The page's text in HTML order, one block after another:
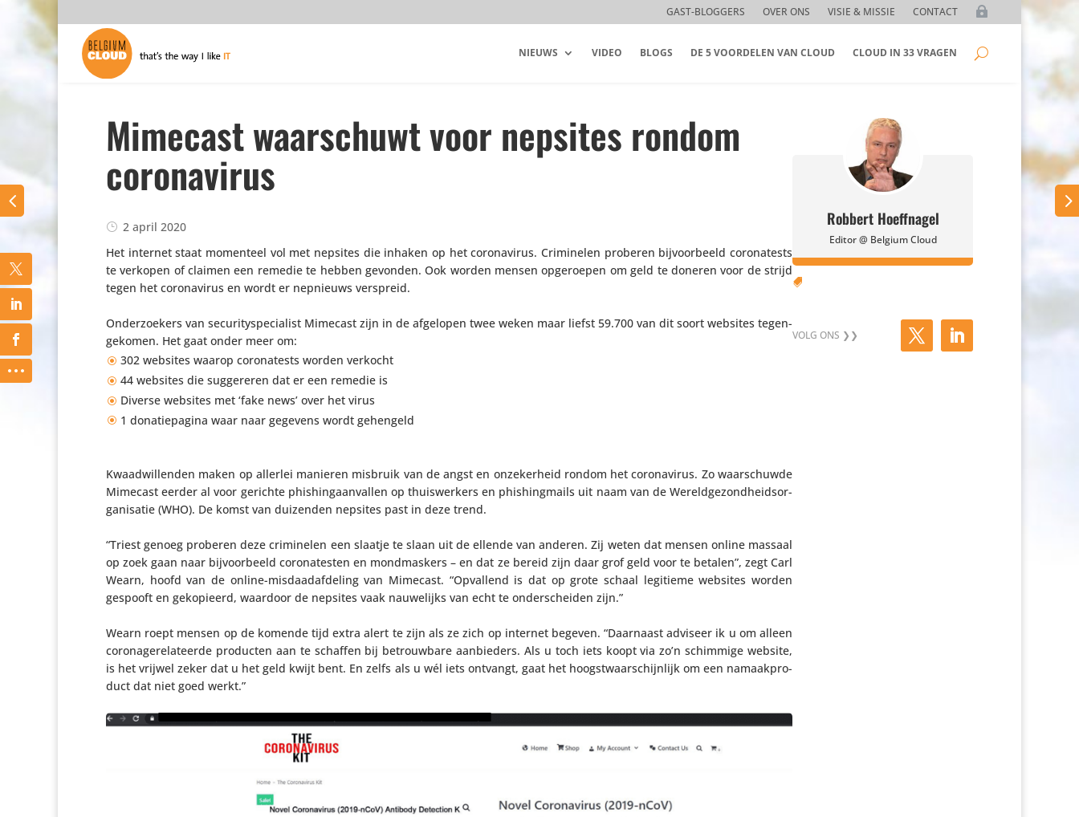
GAST-BLOGGERS OVER ONS VISIE & MISSIE CONTACT
NIEUWS VIDEO BLOGS DE 5 VOORDELEN VAN CLOUD CLOUD IN 33 VRAGEN
Mimecast waarschuwt voor nepsites rondom
coronavirus
2 april 2020
Het internet staat momenteel vol met nepsites die inhaken op het coro­na­virus. Crimi­nelen proberen bijvoor­beeld coro­na­tests
te verkopen of claimen een remedie te hebben gevonden. Ook worden mensen opge­roepen om geld te doneren voor de strijd
tegen het coro­na­virus en wordt er nepnieuws verspreid.
Onder­zoe­kers van secu­ri­ty­spe­ci­a­list Mimecast zijn in de afgelopen twee weken maar liefst 59.700 van dit soort websites tegen­
ge­komen. Het gaat onder meer om:
302 websites waarop coro­na­tests worden verkocht
44 websites die sugge­reren dat er een remedie is
Diverse websites met ‘fake news’ over het virus
1 dona­tie­pa­gina waar naar gegevens wordt gehengeld
Kwaad­wil­lenden maken op allerlei manieren misbruik van de angst en onze­ker­heid rondom het coro­na­virus. Zo waar­schuwde
Mimecast eerder al voor gerichte phis­hing­aan­vallen op thuis­wer­kers en phis­hing­mails uit naam van de Wereld­ge­zond­heids­or­
ga­ni­satie (WHO). De komst van duizenden nepsites past in deze trend.
“Triest genoeg proberen deze crimi­nelen een slaatje te slaan uit de ellende van anderen. Zij weten dat mensen online massaal
op zoek gaan naar bijvoor­beeld coro­na­testen en mond­mas­kers – en dat ze bereid zijn daar grof geld voor te betalen”, zegt Carl
Wearn, hoofd van de online-misdaad­af­de­ling van Mimecast. “Opvallend is dat op grote schaal legitieme websites worden
gespooft en geko­pi­eerd, waardoor de nepsites vaak nauwe­lijks van echt te onder­scheiden zijn.”
Wearn roept mensen op de komende tijd extra alert te zijn als ze zich op internet begeven. “Daarnaast adviseer ik u om alleen
coro­na­ge­re­la­teerde producten aan te schaffen bij betrouw­bare aanbie­ders. Als u toch iets koopt via zo’n schimmige website,
is het vrijwel zeker dat u het geld kwijt bent. En zelfs als u wél iets ontvangt, gaat het hoogst­waar­schijn­lijk om een namaak­pro­
duct dat niet goed werkt.”
Robbert Hoeffnagel
Editor @ Belgium Cloud
